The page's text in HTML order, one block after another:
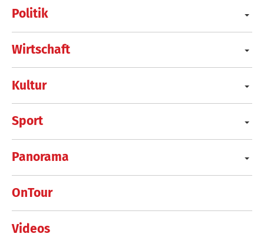
Politik
Wirtschaft
Kultur
Sport
Panorama
OnTour
Videos